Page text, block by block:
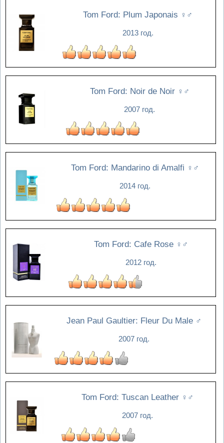
Tom Ford: Plum Japonais ♀♂
2013 год.
Tom Ford: Noir de Noir ♀♂
2007 год.
Tom Ford: Mandarino di Amalfi ♀♂
2014 год.
Tom Ford: Cafe Rose ♀♂
2012 год.
Jean Paul Gaultier: Fleur Du Male ♂
2007 год.
Tom Ford: Tuscan Leather ♀♂
2007 год.